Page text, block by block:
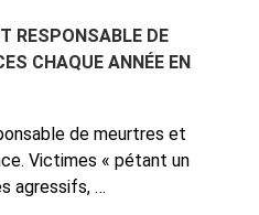
RESPONSABLE DE
CHAQUE ANNÉE EN
de meurtres et
Victimes « pétant un
agressifs, …